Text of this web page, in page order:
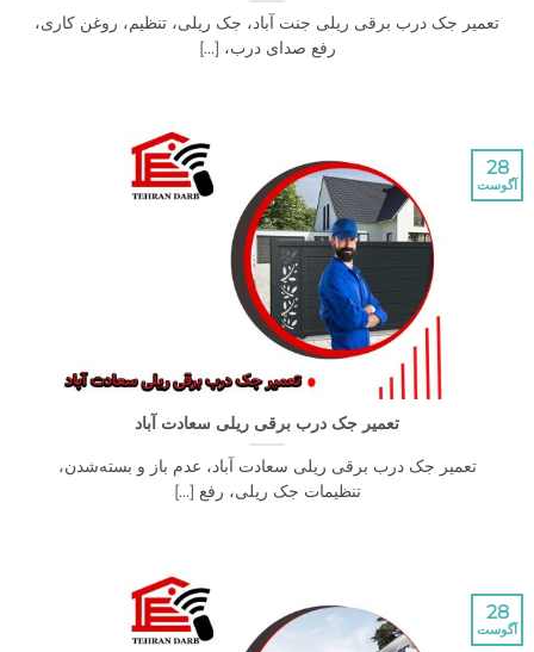
جک درب برقی ریلی جنت آباد، جک ریلی، تنظیم، روغن کاری،
رفع صدای درب، [...]
تعمیر جک درب برقی ریلی سعادت آباد
جک درب برقی ریلی سعادت آباد، عدم باز و بسته‌شدن،
تنظیمات جک ریلی، رفع [...]